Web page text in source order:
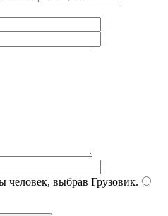
человек, выбрав Грузовик.